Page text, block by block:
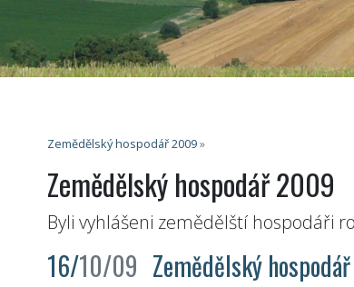
Zemědělský hospodář 2009»
Zemědělský hospodář 2009
Byli vyhlášeni zemědělští hospodáři
16/10/09 Zemědělský